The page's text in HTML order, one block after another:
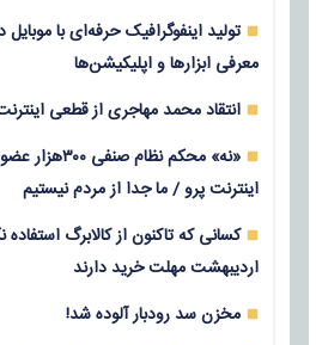
تولید اینفوگرافیک حرفه‌ای با
معرفی ابزارها و اپلیکیشن‌ها
انتقاد محمد مهاجری از قطعی
«نه» محکم نظام
اینترنت پرو / ما جدا از مردم نیستیم
اردیبهشت مهلت خرید دارند
مخزن سد رودبار آلوده شد!